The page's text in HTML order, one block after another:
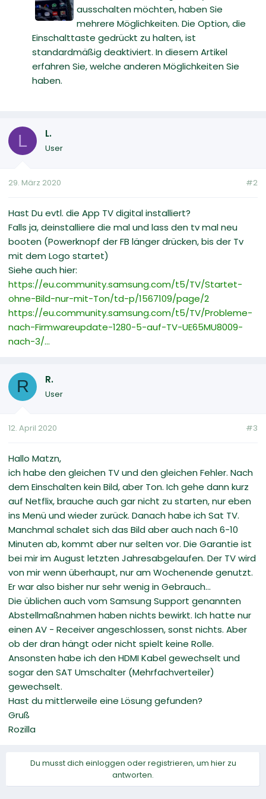
ausschalten möchten, haben Sie
mehrere Möglichkeiten. Die Option, die
Einschalttaste gedrückt zu halten, ist
standardmäßig deaktiviert. In diesem Artikel
erfahren Sie, welche anderen Möglichkeiten Sie
haben.
L L.
User
29. März 2020 #2
Hast Du evtl. die App TV digital installiert?
Falls ja, deinstalliere die mal und lass den tv mal neu
booten (Powerknopf der FB länger drücken, bis der Tv
mit dem Logo startet)
Siehe auch hier:
https://eu.community.samsung.com/t5/TV/Startet-
ohne-Bild-nur-mit-Ton/td-p/1567109/page/2
https://eu.community.samsung.com/t5/TV/Probleme-
nach-Firmwareupdate-1280-5-auf-TV-UE65MU8009-
nach-3/...
R R.
User
12. April 2020 #3
Hallo Matzn,
ich habe den gleichen TV und den gleichen Fehler. Nach
dem Einschalten kein Bild, aber Ton. Ich gehe dann kurz
auf Netflix, brauche auch gar nicht zu starten, nur eben
ins Menü und wieder zurück. Danach habe ich Sat TV.
Manchmal schalet sich das Bild aber auch nach 6-10
Minuten ab, kommt aber nur selten vor. Die Garantie ist
bei mir im August letzten Jahresabgelaufen. Der TV wird
von mir wenn überhaupt, nur am Wochenende genutzt.
Er war also bisher nur sehr wenig in Gebrauch...
Die üblichen auch vom Samsung Support genannten
Abstellmaßnahmen haben nichts bewirkt. Ich hatte nur
einen AV - Receiver angeschlossen, sonst nichts. Aber
ob der dran hängt oder nicht spielt keine Rolle.
Ansonsten habe ich den HDMI Kabel gewechselt und
sogar den SAT Umschalter (Mehrfachverteiler)
gewechselt.
Hast du mittlerweile eine Lösung gefunden?
Gruß
Rozilla
Du musst dich einloggen oder registrieren, um hier zu
antworten.